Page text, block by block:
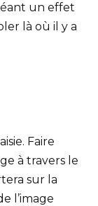
un effet
là où il y a
Faire
à travers le
sur la
l’image